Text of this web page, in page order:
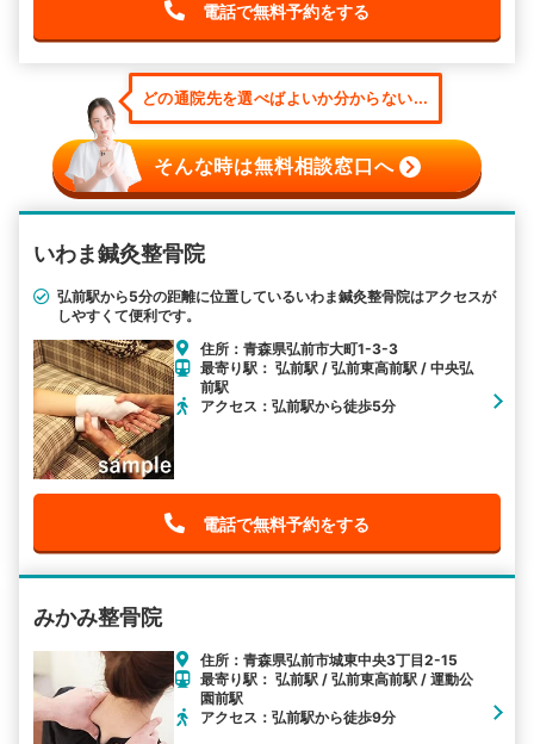
電話で無料予約をする
どの通院先を選べばよいか分からない...
そんな時は無料相談窓口へ
いわま鍼灸整骨院
弘前駅から5分の距離に位置しているいわま鍼灸整骨院はアクセスが
しやすくて便利です。
住所：青森県弘前市大町1-3-3
最寄り駅： 弘前駅 / 弘前東高前駅 / 中央弘
前駅
アクセス：弘前駅から徒歩5分
電話で無料予約をする
みかみ整骨院
住所：青森県弘前市城東中央3丁目2-15
最寄り駅： 弘前駅 / 弘前東高前駅 / 運動公
園前駅
アクセス：弘前駅から徒歩9分